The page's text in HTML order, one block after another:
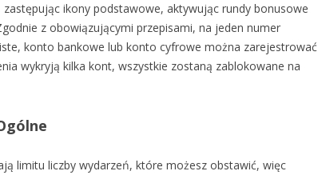
ikony podstawowe, aktywując rundy bonusowe
z obowiązującymi przepisami, na jeden numer
konto bankowe lub konto cyfrowe można zarejestrować
wykryją kilka kont, wszystkie zostaną zablokowane na
limitu liczby wydarzeń, które możesz obstawić, więc